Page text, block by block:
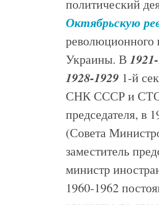
политический
Октябрьскую
Украины. В
1928-1929 1-й
СНК СССР и
председателя, в
(Совета
заместитель
министр
1960-1962